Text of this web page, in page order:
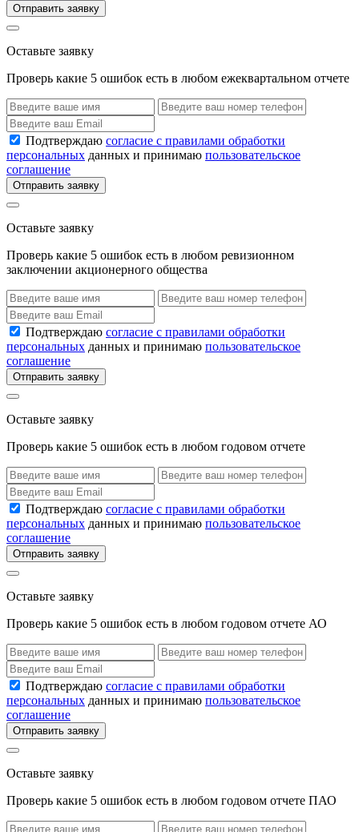
Отправить заявку
Оставьте заявку
Проверь какие 5 ошибок есть в любом ежеквартальном отчете
Подтверждаю согласие с правилами обработки
персональных данных и принимаю пользовательское
соглашение
Отправить заявку
Оставьте заявку
Проверь какие 5 ошибок есть в любом ревизионном
заключении акционерного общества
Подтверждаю согласие с правилами обработки
персональных данных и принимаю пользовательское
соглашение
Отправить заявку
Оставьте заявку
Проверь какие 5 ошибок есть в любом годовом отчете
Подтверждаю согласие с правилами обработки
персональных данных и принимаю пользовательское
соглашение
Отправить заявку
Оставьте заявку
Проверь какие 5 ошибок есть в любом годовом отчете АО
Подтверждаю согласие с правилами обработки
персональных данных и принимаю пользовательское
соглашение
Отправить заявку
Оставьте заявку
Проверь какие 5 ошибок есть в любом годовом отчете ПАО